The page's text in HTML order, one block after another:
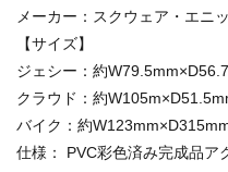
メーカー：スクウェア・エニ
【サイズ】
ジェシー：約
クラウド：約
バイク：約
仕様： PVC彩色済み完成品ア